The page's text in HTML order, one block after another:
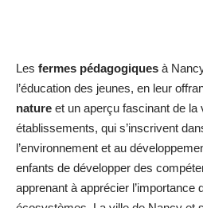
Les fermes pédagogiques à
l’éducation des jeunes, en leur
nature et un aperçu fascinant de la
établissements, qui s’inscrivent
l’environnement et au
enfants de développer des
apprenant à apprécier l’importance